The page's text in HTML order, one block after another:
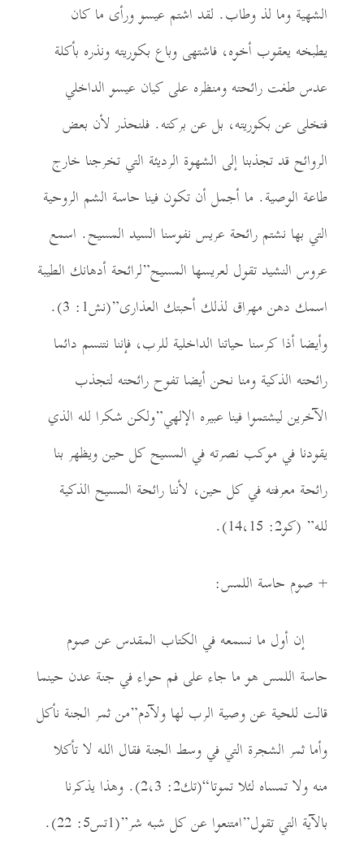
الشهية وما لذ وطاب. لقد اشتم عيسو ورأى ما كان
يطبخه يعقوب أخوه، فاشتهى وباع بكوريته ونذره بأكلة
عدس طغت رائحته ومنظره على كيان عيسو الداخلي
فتخلى عن بكوريته، بل عن بركته. فلنحذر لأن بعض
الروائح قد تجذبنا إلى الشهوة الرديئة التي تخرجنا خارج
طاعة الوصية. ما أجمل أن تكون فينا حاسة الشم الروحية
التي بها نشتم رائحة عريس نفوسنا السيد المسيح. اسمع
عروس النشيد تقول لعريسها المسيح”لرائحة أدهانك الطيبة
اسمك دهن مهراق لذلك أحبتك العذارى”(نش1: 3).
وأيضا أذا كرسنا حياتنا الداخلية للرب، فإننا نتنسمدائما
رائحته الذكية ومنا نحن أيضا تفوح رائحته لتجذب
الآخرين ليشتموا فينا عبيره الإلهي”ولكن شكرا لله الذي
يقودنا في موكب نصرته في المسيح كل حين ويظهر بنا
رائحة معرفته في كل حين، لأننا رائحة المسيح الذكية
لله” (كو2: 14،15) .
+ صوم حاسة اللمس:
إن أول ما نسمعه في الكتاب المقدس عن صوم
حاسة اللمس هو ما جاء على فم حواء في جنة عدن حينما
قالت للحية عن وصية الرب لها ولآدم”من ثمر الجنة نأكل
وأما ثمر الشجرة التي في وسط الجنة فقال الله لا تأكلا
منه ولا تمساه لئلا تموتا“(تك2: 2،3)
. وهذا يذكرنا
بالآية التي تقول”امتنعوا عن كل شبه شر”(1تس5: 22).